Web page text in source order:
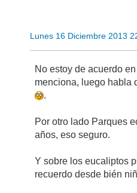
Lunes 16 Diciembre 2013
No estoy de acuerdo
menciona, luego habla
.
Por otro lado Parques
años, eso seguro.
Y sobre los eucaliptos
recuerdo desde bién